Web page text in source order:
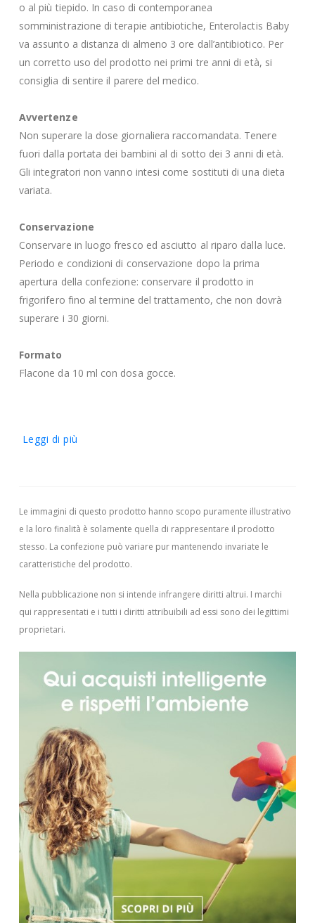
o al più tiepido. In caso di contemporanea
somministrazione di terapie antibiotiche, Enterolactis Baby
va assunto a distanza di almeno 3 ore dall’antibiotico. Per
un corretto uso del prodotto nei primi tre anni di età, si
consiglia di sentire il parere del medico.
Avvertenze
Non superare la dose giornaliera raccomandata. Tenere
fuori dalla portata dei bambini al di sotto dei 3 anni di età.
Gli integratori non vanno intesi come sostituti di una dieta
variata.
Conservazione
Conservare in luogo fresco ed asciutto al riparo dalla luce.
Periodo e condizioni di conservazione dopo la prima
apertura della confezione: conservare il prodotto in
frigorifero fino al termine del trattamento, che non dovrà
superare i 30 giorni.
Formato
Flacone da 10 ml con dosa gocce.
Leggi di più
Le immagini di questo prodotto hanno scopo puramente illustrativo
e la loro finalità è solamente quella di rappresentare il prodotto
stesso. La confezione può variare pur mantenendo invariate le
caratteristiche del prodotto.
Nella pubblicazione non si intende infrangere diritti altrui. I marchi
qui rappresentati e i tutti i diritti attribuibili ad essi sono dei legittimi
proprietari.